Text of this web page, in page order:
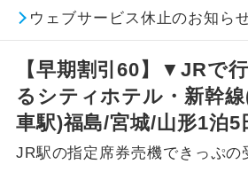
ウェブサービス休止のお知ら
【早期割引60】▼JRで
るシティホテル・新幹
車駅)福島/宮城/山形1泊5
JR駅の指定席券売機できっぷの
添乗員同行
往路出発空港（
（駅）まで同行し
現地添乗員同
行
現地到着空港（
（駅）まで添乗員
バスガイド乗
務
バスガイドが乗
があります。